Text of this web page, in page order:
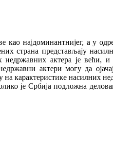
најдоминантнијег, а у
страна представљају
актера је већи,
актери могу да
карактеристике насилних
је Србија подложна